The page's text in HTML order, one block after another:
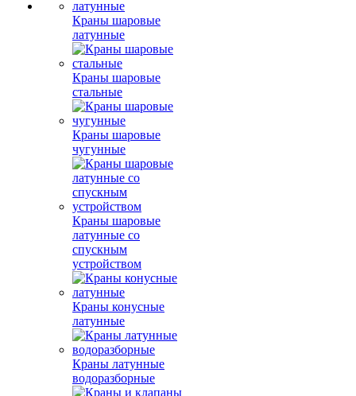
Краны шаровые
латунные
Краны шаровые
стальные
Краны шаровые
чугунные
Краны шаровые
латунные со
спускным
устройством
Краны конусные
латунные
Краны латунные
водоразборные